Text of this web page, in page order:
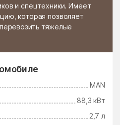
и спецтехники. Имеет
которая позволяет
тяжелые
MAN
88,3 кВт
2,7 л